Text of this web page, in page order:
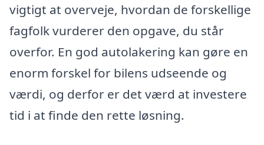
vigtigt at overveje, hvordan de forskellige
fagfolk vurderer den opgave, du står
overfor. En god autolakering kan gøre en
enorm forskel for bilens udseende og
værdi, og derfor er det værd at investere
tid i at finde den rette løsning.